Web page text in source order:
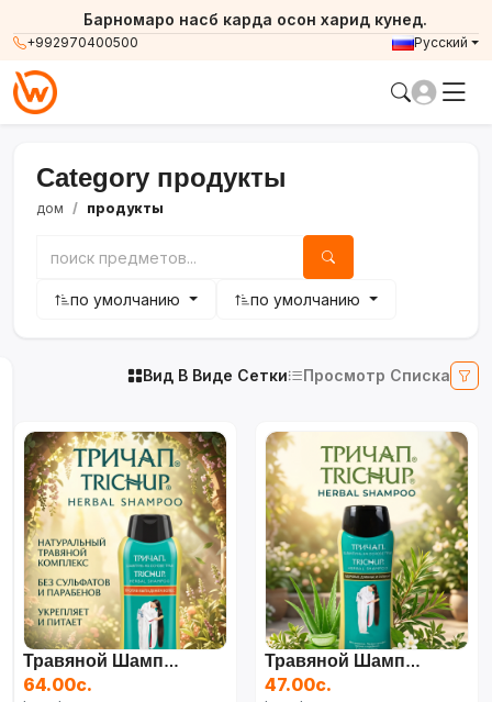
+992970400500
Барномаро насб карда осон харид кунед.
Русский
Category продукты
дом продукты
по умолчанию по умолчанию
Вид В Виде Сетки Просмотр Списка
Травяной Шампунь Trichup (Против Выпадения Волос), 400 Мл
64.00с.
Травяной Шампунь Trichup (Здоровые, Длинные И Сильные Волосы), 200 Мл
47.00с.